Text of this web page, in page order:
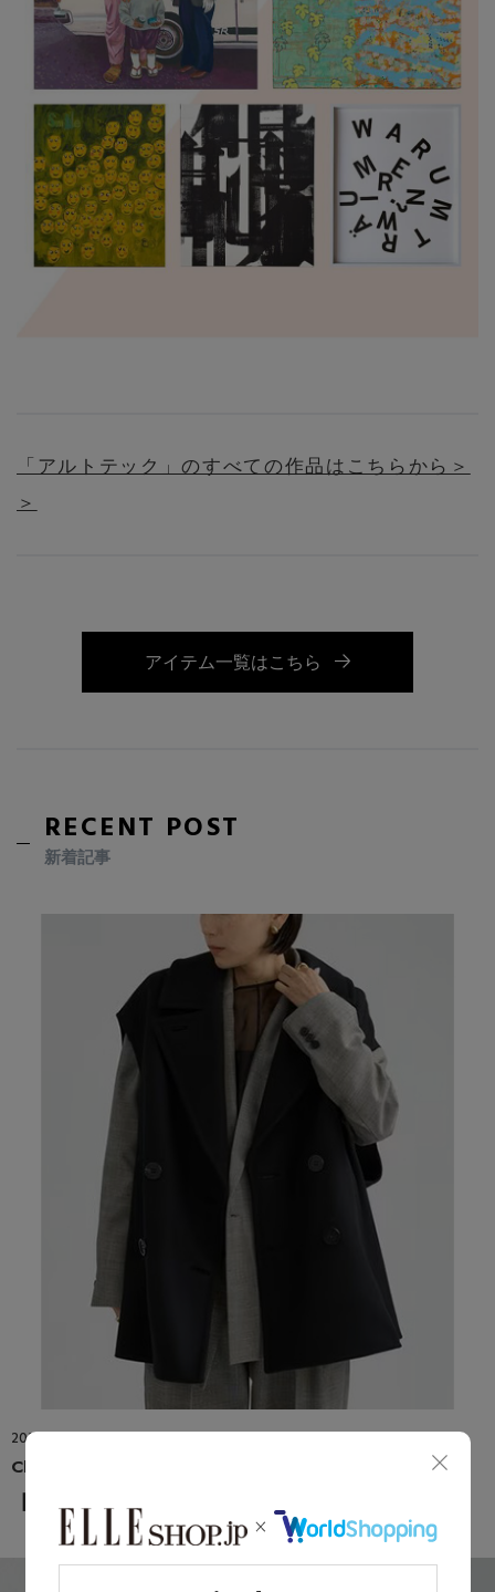
「アルトテック」のすべての作品はこちらから＞
＞
アイテム一覧はこちら
RECENT POST
新着記事
2026.08.07
Chaos